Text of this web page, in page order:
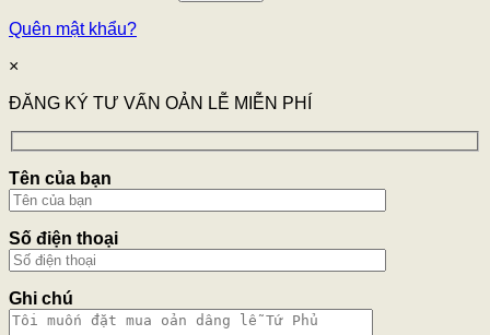
Quên mật khẩu?
×
ĐĂNG KÝ TƯ VẤN OẢN LỄ MIỄN PHÍ
Tên của bạn
Số điện thoại
Ghi chú